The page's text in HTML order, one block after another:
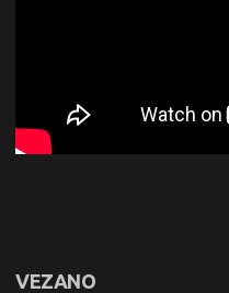
VEZANO